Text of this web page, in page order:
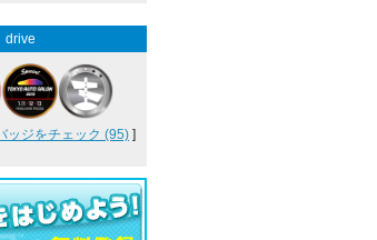
drive
ッジをチェック (95) ]